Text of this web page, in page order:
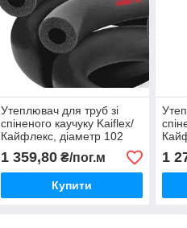
Утеплювач для труб зі
спіненого каучуку Kaiflex/
Кайфлекс, діаметр 102
мм, товщина 32 мм.
1 359,80₴/пог.м
Купити
мм,
1